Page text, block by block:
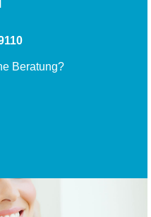
Beratung?